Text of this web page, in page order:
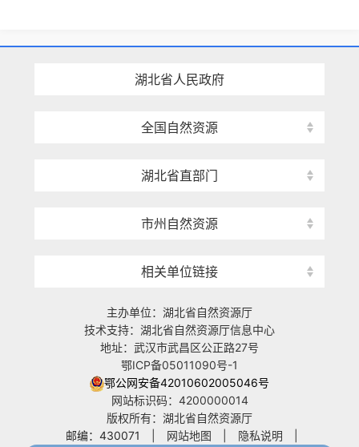
湖北省人民政府
全国自然资源
湖北省直部门
市州自然资源
相关单位链接
主办单位：湖北省自然资源厅
技术支持：湖北省自然资源厅信息中心
地址：武汉市武昌区公正路27号
鄂ICP备05011090号-1
鄂公网安备42010602005046号
网站标识码：4200000014
版权所有：湖北省自然资源厅
邮编：430071
网站地图 隐私说明